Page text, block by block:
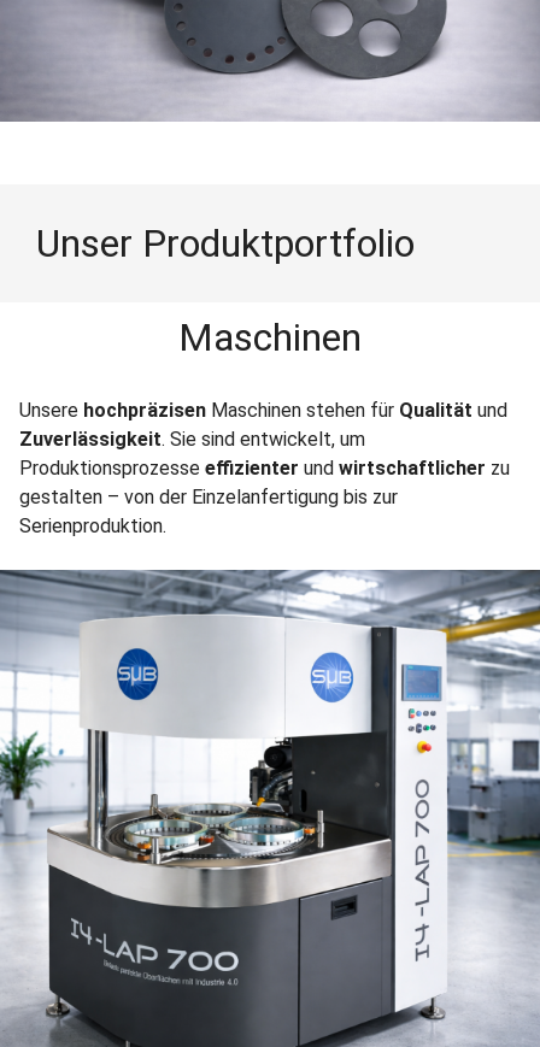
Unser Produktportfolio
Maschinen
Unsere hochpräzisen Maschinen stehen für Qualität und
Zuverlässigkeit. Sie sind entwickelt, um
Produktionsprozesse effizienter und wirtschaftlicher zu
gestalten – von der Einzelanfertigung bis zur
Serienproduktion.